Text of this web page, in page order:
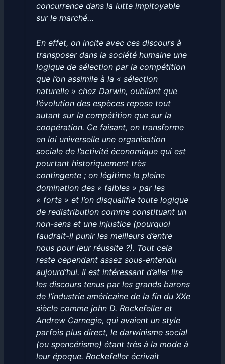
concurrence dans la lutte impitoyable
sur le marché…
En effet, on incite avec ces discours à
transposer dans la société humaine une
logique de sélection par la compétition
que l’on assimile à la « sélection
naturelle » chez Darwin, oubliant que
l’évolution des espèces repose tout
autant sur la compétition que sur la
coopération. Ce faisant, on transforme
en loi universelle une organisation
sociale de l’activité économique qui est
pourtant historiquement très
contingente ; on légitime la pleine
domination des « faibles » par les
« forts » et l’on disqualifie toute logique
de redistribution comme constituant un
non-sens et une injustice (pourquoi
faudrait-il punir les meilleurs d’entre
nous pour leur réussite ?). Tout cela
reste cependant assez sous-entendu
aujourd’hui. Il est intéressant d’aller lire
les discours tenus par les grands barons
de l’industrie américaine de la fin du XXe
siècle comme john D. Rockefeller et
Andrew Carnegie, qui avaient un style
parfois plus direct, le darwinisme social
(ou spencérisme) étant très à la mode à
leur époque. Rockefeller écrivait